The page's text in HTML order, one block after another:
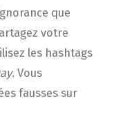
que
votre
les hashtags
. Vous
fausses sur